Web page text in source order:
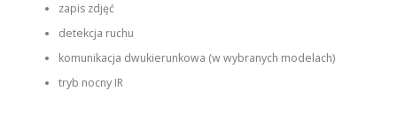
zapis zdjęć
detekcja ruchu
komunikacja dwukierunkowa (w wybranych modelach)
tryb nocny IR